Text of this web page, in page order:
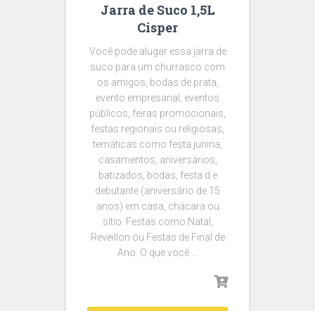
Jarra de Suco 1,5L
Cisper
Você pode alugar essa jarra de
suco para um churrasco com
os amigos, bodas de prata,
evento empresarial, eventos
públicos, feiras promocionais,
festas regionais ou religiosas,
temáticas como festa junina,
casamentos, aniversários,
batizados, bodas, festa d e
debutante (aniversário de 15
anos) em casa, chácara ou
sítio. Festas como Natal,
Reveillon ou Festas de Final de
Ano. O que você …